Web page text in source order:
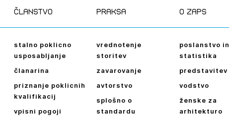
POZABLJENO GESLO
članstvo
stalno poklicno
usposabljanje
članarina
priznanje poklicnih
kvalifikacij
vpisni pogoji
praksa
vrednotenje
storitev
zavarovanje
avtorstvo
splošno o
standardu
O zaps
poslanstvo in
statistika
predstavitev
vodstvo
ženske za
arhitekturo
objave
NAPREJ